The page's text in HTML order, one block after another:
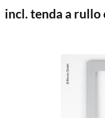
incl. tenda a rullo